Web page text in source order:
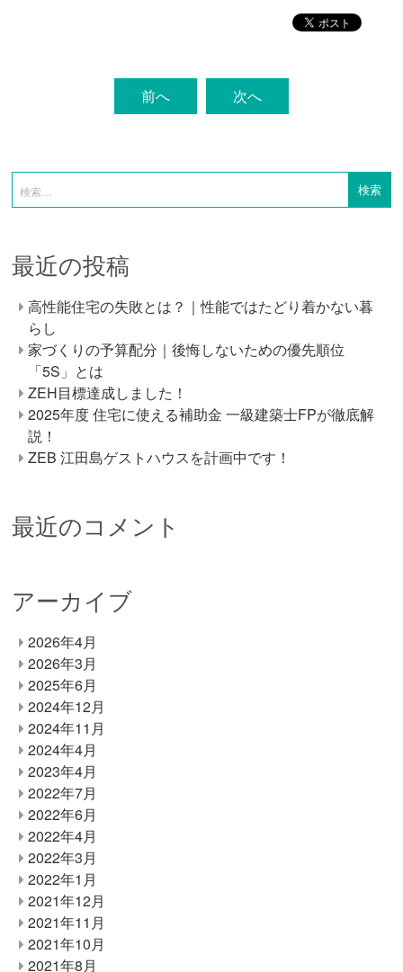
前へ 次へ
最近の投稿
高性能住宅の失敗とは？｜性能ではたどり着かない暮
らし
家づくりの予算配分｜後悔しないための優先順位
「5S」とは
ZEH目標達成しました！
2025年度 住宅に使える補助金 一級建築士FPが徹底解
説！
ZEB 江田島ゲストハウスを計画中です！
最近のコメント
アーカイブ
2026年4月
2026年3月
2025年6月
2024年12月
2024年11月
2024年4月
2023年4月
2022年7月
2022年6月
2022年4月
2022年3月
2022年1月
2021年12月
2021年11月
2021年10月
2021年8月